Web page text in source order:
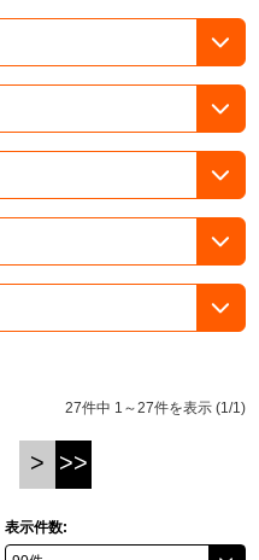
27件中 1～27件を表示 (1/1)
> >>
表示件数: